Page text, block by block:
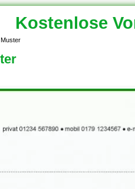
Kostenlose